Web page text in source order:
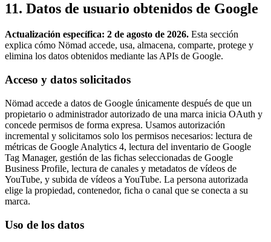
11. Datos de usuario obtenidos de Google
Actualización específica: 2 de agosto de 2026. Esta sección
explica cómo Nömad accede, usa, almacena, comparte, protege y
elimina los datos obtenidos mediante las APIs de Google.
Acceso y datos solicitados
Nömad accede a datos de Google únicamente después de que un
propietario o administrador autorizado de una marca inicia OAuth y
concede permisos de forma expresa. Usamos autorización
incremental y solicitamos solo los permisos necesarios: lectura de
métricas de Google Analytics 4, lectura del inventario de Google
Tag Manager, gestión de las fichas seleccionadas de Google
Business Profile, lectura de canales y metadatos de vídeos de
YouTube, y subida de vídeos a YouTube. La persona autorizada
elige la propiedad, contenedor, ficha o canal que se conecta a su
marca.
Uso de los datos